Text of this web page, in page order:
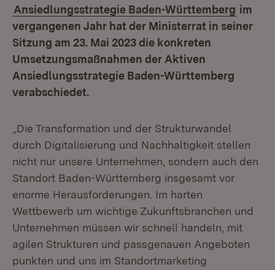
Ansiedlungsstrategie Baden-Württemberg im
vergangenen Jahr hat der Ministerrat in seiner
Sitzung am 23. Mai 2023 die konkreten
Umsetzungsmaßnahmen der Aktiven
Ansiedlungsstrategie Baden-Württemberg
verabschiedet.
„Die Transformation und der Strukturwandel
durch Digitalisierung und Nachhaltigkeit stellen
nicht nur unsere Unternehmen, sondern auch den
Standort Baden-Württemberg insgesamt vor
enorme Herausforderungen. Im harten
Wettbewerb um wichtige Zukunftsbranchen und
Unternehmen müssen wir schnell handeln, mit
agilen Strukturen und passgenauen Angeboten
punkten und uns im Standortmarketing